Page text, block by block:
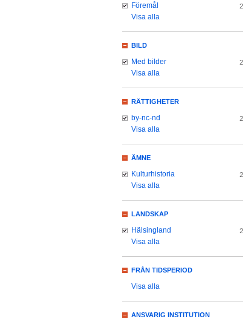
Föremål 2
Visa alla
BILD
Med bilder 2
Visa alla
RÄTTIGHETER
by-nc-nd 2
Visa alla
ÄMNE
Kulturhistoria 2
Visa alla
LANDSKAP
Hälsingland 2
Visa alla
FRÅN TIDSPERIOD
Visa alla
ANSVARIG INSTITUTION